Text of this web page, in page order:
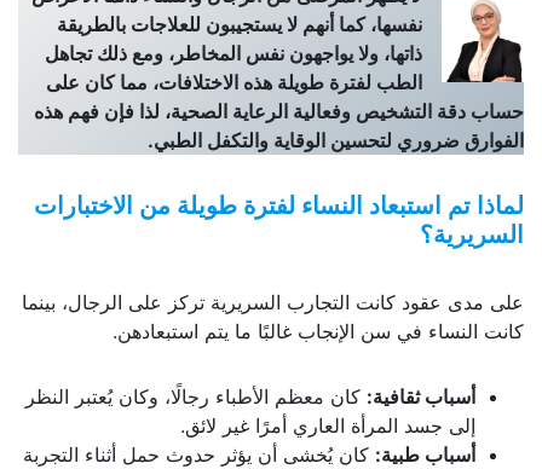
نفسها، كما أنهم لا يستجيبون للعلاجات بالطريقة
ذاتها، ولا يواجهون نفس المخاطر، ومع ذلك تجاهل
الطب لفترة طويلة هذه الاختلافات، مما كان على
حساب دقة التشخيص وفعالية الرعاية الصحية، لذا فإن فهم هذه
الفوارق ضروري لتحسين الوقاية والتكفل الطبي.
لماذا تم استبعاد النساء لفترة طويلة من الاختبارات
السريرية؟
على مدى عقود كانت التجارب السريرية تركز على الرجال، بينما
كانت النساء في سن الإنجاب غالبًا ما يتم استبعادهن.
أسباب ثقافية: كان معظم الأطباء رجالًا، وكان يُعتبر النظر
إلى جسد المرأة العاري أمرًا غير لائق.
أسباب طبية: كان يُخشى أن يؤثر حدوث حمل أثناء التجربة